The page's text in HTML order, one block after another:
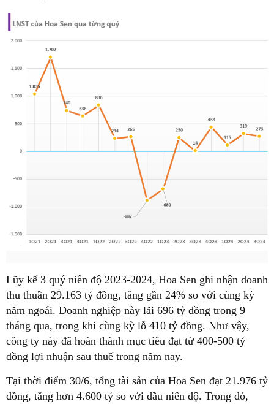
Lũy kế 3 quý niên độ 2023-2024, Hoa Sen ghi nhận doanh
thu thuần 29.163 tỷ đồng, tăng gần 24% so với cùng kỳ
năm ngoái. Doanh nghiệp này lãi 696 tỷ đồng trong 9
tháng qua, trong khi cùng kỳ lỗ 410 tỷ đồng. Như vậy,
công ty này đã hoàn thành mục tiêu đạt từ 400-500 tỷ
đồng lợi nhuận sau thuế trong năm nay.
Tại thời điểm 30/6, tổng tài sản của Hoa Sen đạt 21.976 tỷ
đồng, tăng hơn 4.600 tỷ so với đầu niên độ. Trong đó,